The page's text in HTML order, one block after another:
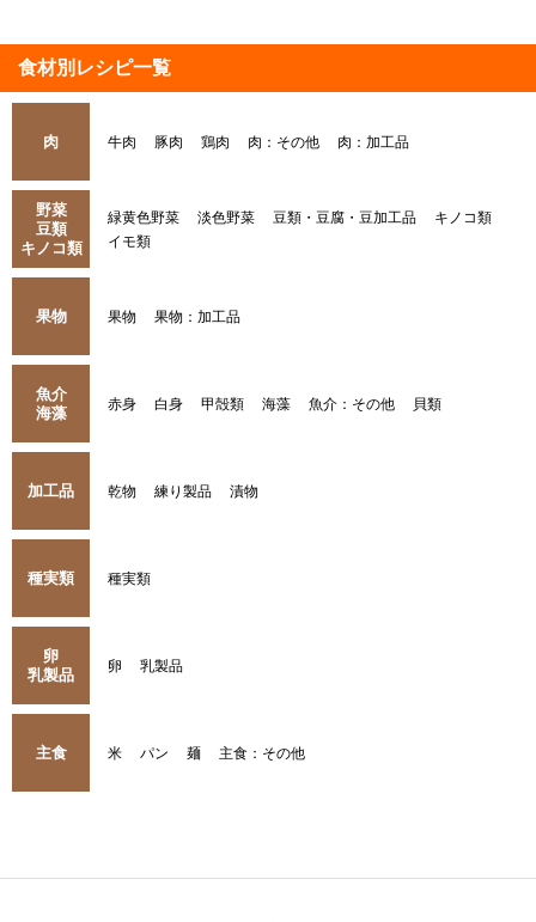
食材別レシピ一覧
肉 牛肉 豚肉 鶏肉 肉：その他 肉：加工品
野菜
豆類
キノコ類
緑黄色野菜 淡色野菜 豆類・豆腐・豆加工品
キノコ類
イモ類
果物 果物 果物：加工品
魚介
海藻
赤身 白身 甲殻類 海藻 魚介：その他 貝類
加工品 乾物 練り製品 漬物
種実類 種実類
卵
乳製品
卵 乳製品
主食 米 パン 麺 主食：その他